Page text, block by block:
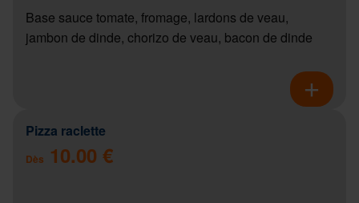
Base sauce tomate, fromage, lardons de veau,
jambon de dinde, chorizo de veau, bacon de dinde
Pizza raclette
Dès 10.00 €